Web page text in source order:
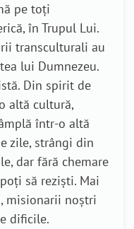
pe toți
în Trupul Lui.
transculturali au
lui Dumnezeu.
Din spirit de
altă cultură,
într-o altă
zile, strângi din
dar fără chemare
să reziști. Mai
misionarii noștri
dificile.